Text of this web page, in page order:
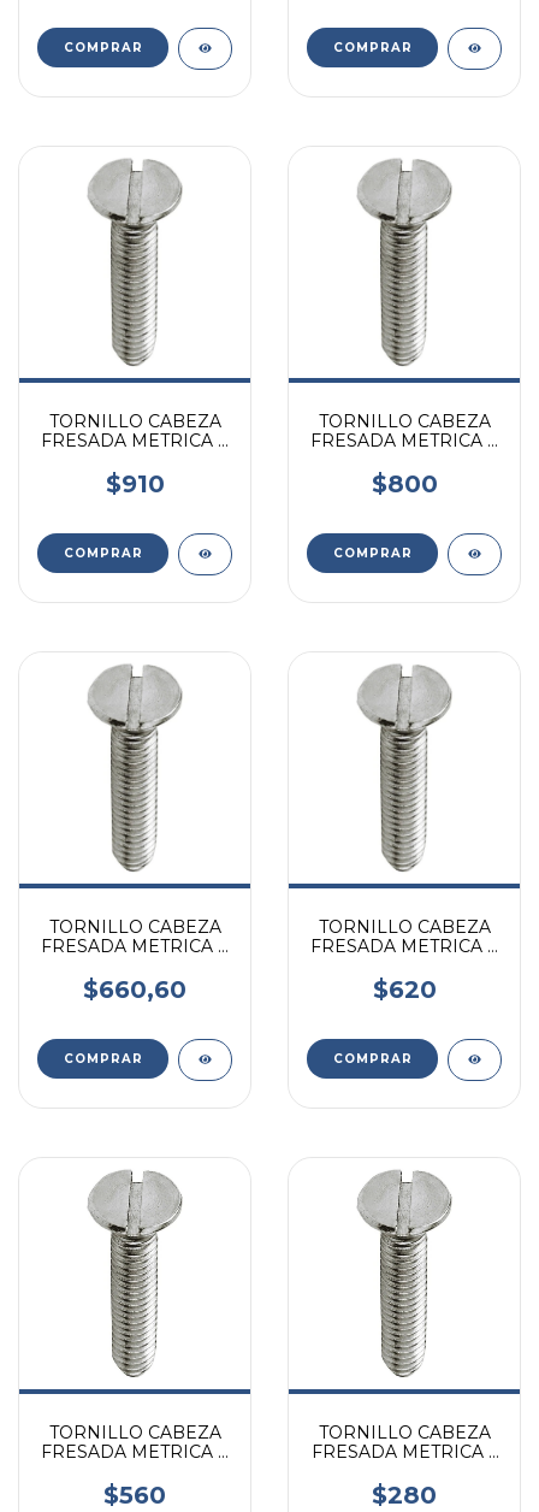
TORNILLO CABEZA
FRESADA METRICA 8
$910
TORNILLO CABEZA
FRESADA METRICA 8
$800
TORNILLO CABEZA
FRESADA METRICA 8
$660,60
TORNILLO CABEZA
FRESADA METRICA 8
$620
TORNILLO CABEZA
FRESADA METRICA 8
$560
TORNILLO CABEZA
FRESADA METRICA 5
$280